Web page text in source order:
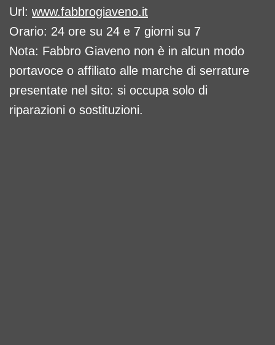
Url: www.fabbrogiaveno.it
Orario: 24 ore su 24 e 7 giorni su 7
Nota: Fabbro Giaveno non è in alcun modo
portavoce o affiliato alle marche di serrature
presentate nel sito: si occupa solo di
riparazioni o sostituzioni.